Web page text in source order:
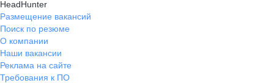
HeadHunter
Размещение вакансий
Поиск по резюме
О компании
Наши вакансии
Реклама на сайте
Требования к ПО